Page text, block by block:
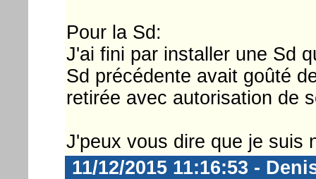
Pour la Sd:
J'ai fini par installer une Sd
Sd précédente avait goûté
retirée avec autorisation de
J'peux vous dire que je suis
11/12/2015 11:16:53 -